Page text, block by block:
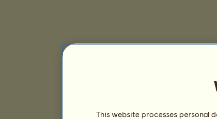
This website processes personal